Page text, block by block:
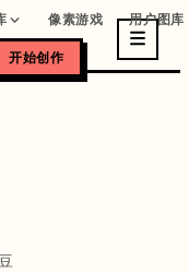
像素游戏 用户图库
开始创作